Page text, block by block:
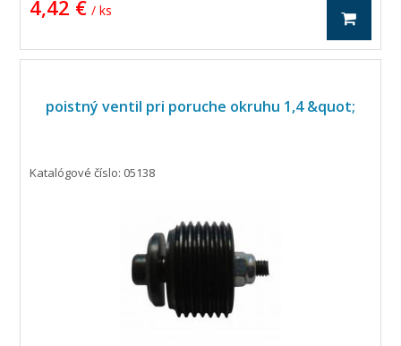
4,42 € / ks
poistný ventil pri poruche okruhu 1,4 &quot;
Katalógové číslo: 05138